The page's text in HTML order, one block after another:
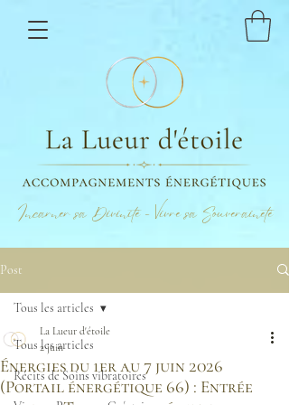
Incarner sa Divinité - Vivre sa Souveraineté
Post
Tous les articles
Récits de Soins vibratoires
Tous les articles
Énergies du 1er au 7 juin 2026
(Portail énergétique 66) : Entrée
La Lueur d'étoile
2 juin